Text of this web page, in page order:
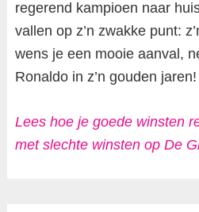
regerend kampioen naar
vallen op z’n zwakke punt:
wens je een mooie aanval,
Ronaldo in z’n gouden jaren!
Lees hoe je goede winsten
met slechte winsten op De